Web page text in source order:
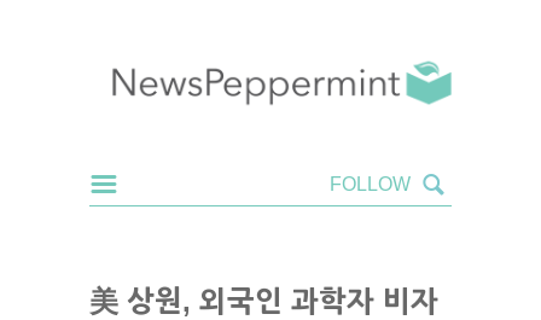
美 상원, 외국인 과학자 비자